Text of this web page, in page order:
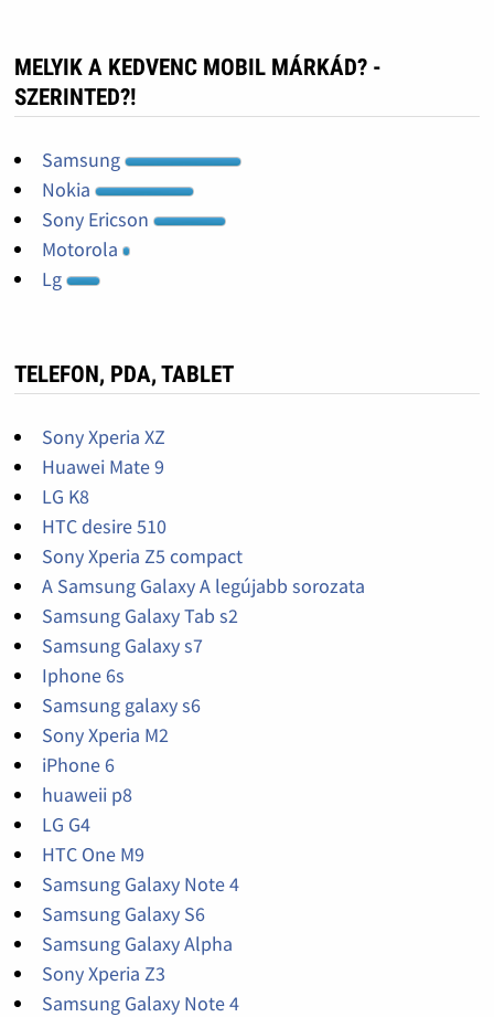
MELYIK A KEDVENC MOBIL MÁRKÁD? -
SZERINTED?!
Samsung
Nokia
Sony Ericson
Motorola
Lg
TELEFON, PDA, TABLET
Sony Xperia XZ
Huawei Mate 9
LG K8
HTC desire 510
Sony Xperia Z5 compact
A Samsung Galaxy A legújabb sorozata
Samsung Galaxy Tab s2
Samsung Galaxy s7
Iphone 6s
Samsung galaxy s6
Sony Xperia M2
iPhone 6
huaweii p8
LG G4
HTC One M9
Samsung Galaxy Note 4
Samsung Galaxy S6
Samsung Galaxy Alpha
Sony Xperia Z3
Samsung Galaxy Note 4